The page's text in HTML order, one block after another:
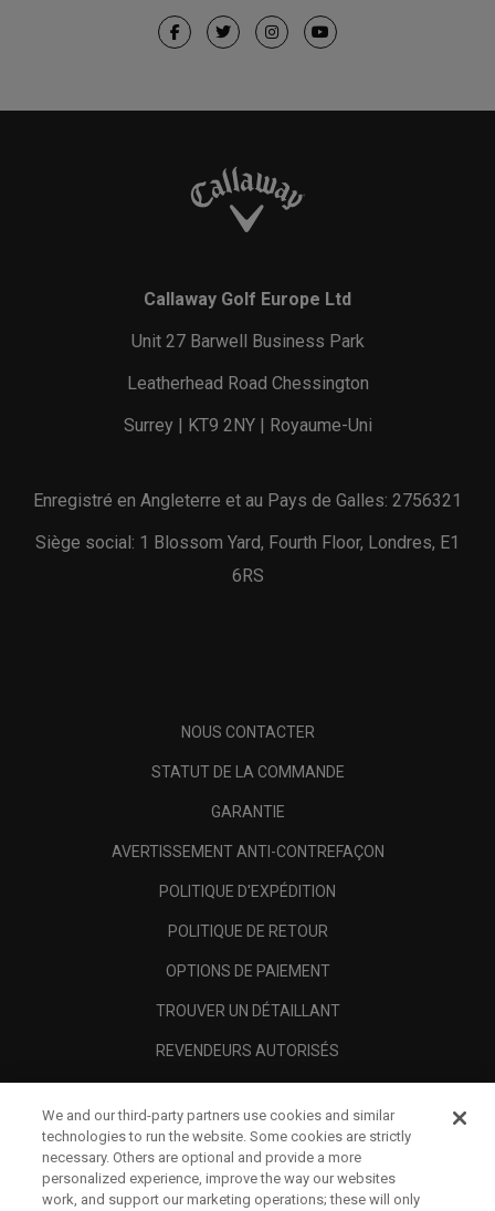
Callaway Golf Europe Ltd
Unit 27 Barwell Business Park
Leatherhead Road Chessington
Surrey | KT9 2NY | Royaume-Uni
Enregistré en Angleterre et au Pays de Galles: 2756321
Siège social: 1 Blossom Yard, Fourth Floor, Londres, E1
6RS
NOUS CONTACTER
STATUT DE LA COMMANDE
GARANTIE
AVERTISSEMENT ANTI-CONTREFAÇON
POLITIQUE D'EXPÉDITION
POLITIQUE DE RETOUR
OPTIONS DE PAIEMENT
TROUVER UN DÉTAILLANT
REVENDEURS AUTORISÉS
A PROPOS
MENTIONS LÉGALES
We and our third-party partners use cookies and similar
technologies to run the website. Some cookies are strictly
necessary. Others are optional and provide a more
personalized experience, improve the way our websites
work, and support our marketing operations; these will only